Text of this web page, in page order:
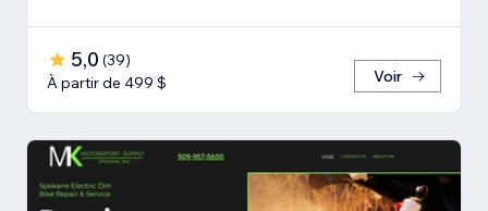
5,0 (39)
À partir de 499 $
Voir